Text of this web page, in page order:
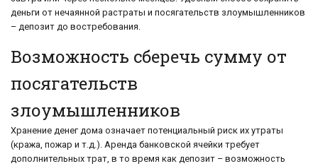
деньги от нечаянной растраты и посягательств злоумышленников
– депозит до востребования.
Возможность сберечь сумму от
посягательств
злоумышленников
Хранение денег дома означает потенциальный риск их утраты
(кража, пожар и т.д.). Аренда банковской ячейки требует
дополнительных трат, в то время как депозит – возможность